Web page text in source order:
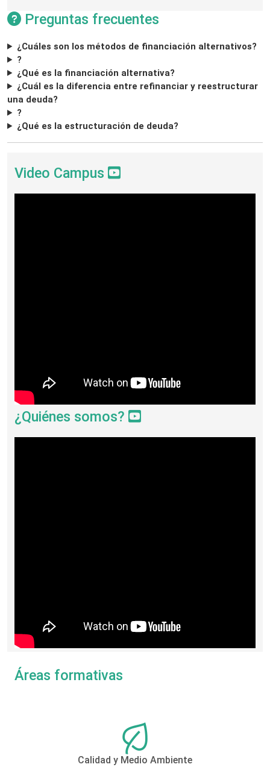
Preguntas frecuentes
¿Cuáles son los métodos de financiación alternativos?
?
¿Qué es la financiación alternativa?
¿Cuál es la diferencia entre refinanciar y reestructurar
una deuda?
?
¿Qué es la estructuración de deuda?
Video Campus
¿Quiénes somos?
Áreas formativas
Calidad y Medio Ambiente